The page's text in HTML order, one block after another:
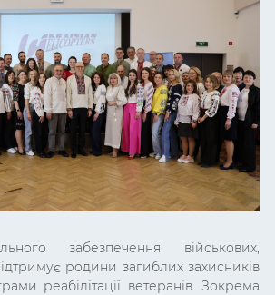
забезпечення військових,
родини загиблих захисників
реабілітації ветеранів. Зокрема